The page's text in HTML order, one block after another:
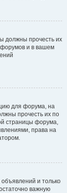
должны прочесть их
форумов и в вашем
для форума, на
прочесть их по
страницы форума,
права на
и только
важную